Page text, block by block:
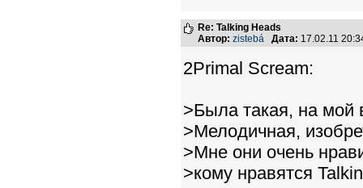
Re: Talking Heads
Автор: zistebá Дата: 17.02.11
2Primal Scream:
>Была такая, на мой
>Мелодичная,
>Мне они очень
>кому нравятся